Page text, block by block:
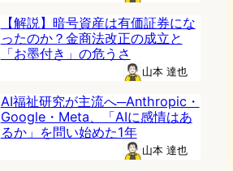
【解説】暗号資産は有価証券にな
ったのか？金商法改正の成立と
「お墨付き」の危うさ
山本 達也
AI福祉研究が主流へ─Anthropic・
Google・Meta、「AIに感情はあ
るか」を問い始めた1年
山本 達也